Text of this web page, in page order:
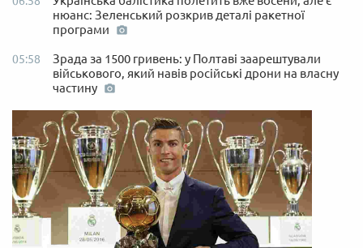
нюанс: Зеленський розкрив деталі ракетної
програми
05:58
Зрада за 1500 гривень: у Полтаві заарештували
військового, який навів російські дрони на власну
частину